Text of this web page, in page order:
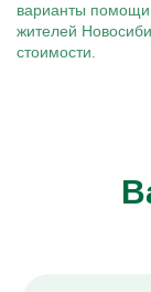
варианты
жителей
стоимости.